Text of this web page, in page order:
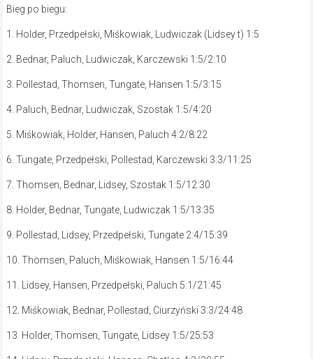
Bieg po biegu:
1. Holder, Przedpełski, Miśkowiak, Ludwiczak (Lidsey t) 1:5
2. Bednar, Paluch, Ludwiczak, Karczewski 1:5/2:10
3. Pollestad, Thomsen, Tungate, Hansen 1:5/3:15
4. Paluch, Bednar, Ludwiczak, Szostak 1:5/4:20
5. Miśkowiak, Holder, Hansen, Paluch 4:2/8:22
6. Tungate, Przedpełski, Pollestad, Karczewski 3:3/11:25
7. Thomsen, Bednar, Lidsey, Szostak 1:5/12:30
8. Holder, Bednar, Tungate, Ludwiczak 1:5/13:35
9. Pollestad, Lidsey, Przedpełski, Tungate 2:4/15:39
10. Thomsen, Paluch, Miśkowiak, Hansen 1:5/16:44
11. Lidsey, Hansen, Przedpełski, Paluch 5:1/21:45
12. Miśkowiak, Bednar, Pollestad, Ciurzyński 3:3/24:48
13. Holder, Thomsen, Tungate, Lidsey 1:5/25:53